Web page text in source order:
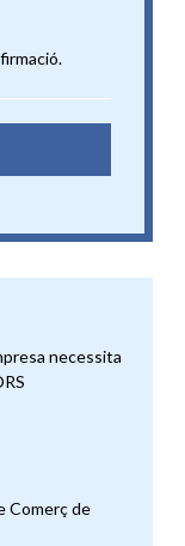
necessita
Comerç de